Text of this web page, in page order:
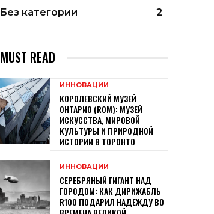
Без категории
2
MUST READ
ИННОВАЦИИ
КОРОЛЕВСКИЙ МУЗЕЙ
ОНТАРИО (ROM): МУЗЕЙ
ИСКУССТВА, МИРОВОЙ
КУЛЬТУРЫ И ПРИРОДНОЙ
ИСТОРИИ В ТОРОНТО
ИННОВАЦИИ
СЕРЕБРЯНЫЙ ГИГАНТ НАД
ГОРОДОМ: КАК ДИРИЖАБЛЬ
R100 ПОДАРИЛ НАДЕЖДУ ВО